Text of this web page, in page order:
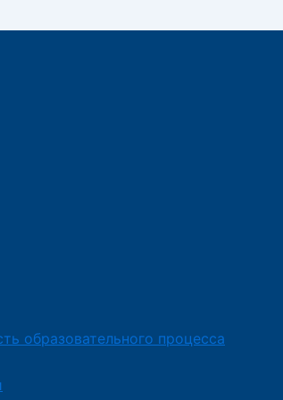
образовательного процесса